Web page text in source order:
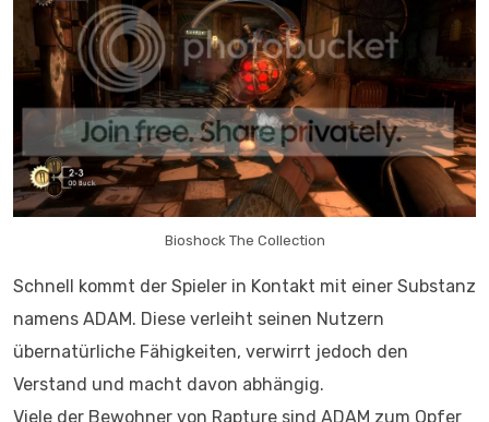
Bioshock The Collection
Schnell kommt der Spieler in Kontakt mit einer Substanz
namens ADAM. Diese verleiht seinen Nutzern
übernatürliche Fähigkeiten, verwirrt jedoch den
Verstand und macht davon abhängig.
Viele der Bewohner von Rapture sind ADAM zum Opfer